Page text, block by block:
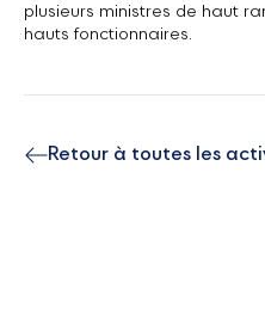
plusieurs ministres de haut
hauts fonctionnaires.
Retour à toutes les